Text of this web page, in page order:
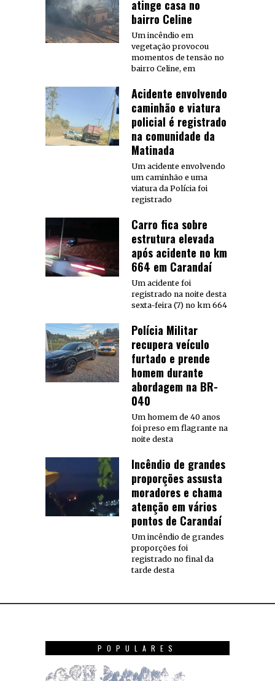
atinge casa no
bairro Celine
Um incêndio em
vegetação provocou
momentos de tensão no
bairro Celine, em
Acidente envolvendo
caminhão e viatura
policial é registrado
na comunidade da
Matinada
Um acidente envolvendo
um caminhão e uma
viatura da Polícia foi
registrado
Carro fica sobre
estrutura elevada
após acidente no km
664 em Carandaí
Um acidente foi
registrado na noite desta
sexta-feira (7) no km 664
Polícia Militar
recupera veículo
furtado e prende
homem durante
abordagem na BR-
040
Um homem de 40 anos
foi preso em flagrante na
noite desta
Incêndio de grandes
proporções assusta
moradores e chama
atenção em vários
pontos de Carandaí
Um incêndio de grandes
proporções foi
registrado no final da
tarde desta
POPULARES